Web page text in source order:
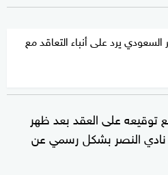
يرد على أنباء التعاقد مع
توقيعه على العقد بعد ظهر
نادي النصر بشكل رسمي عن